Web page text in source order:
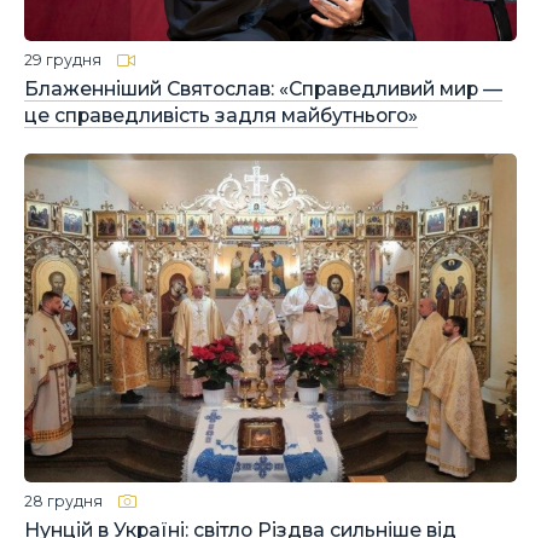
Блаженніший Святослав: «Справедливий мир —
це справедливість задля майбутнього»
29 грудня
Нунцій в Україні: світло Різдва сильніше від
28 грудня